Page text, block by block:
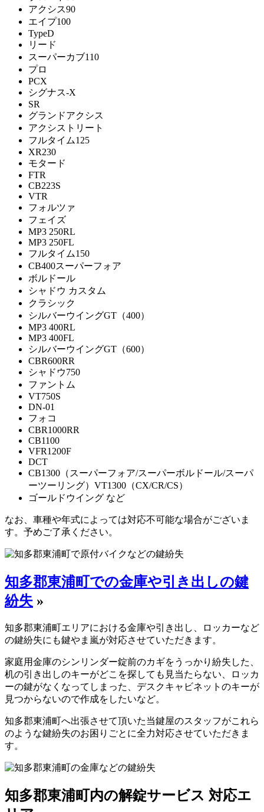
アクシス90
エイプ100
TypeD
リード
スーパーカブ110
プロ
PCX
シグナス-X
SR
グランドアクシス
アクシストリート
フルタイム125
XR230
モタード
FTR
CB223S
VTR
フォルツァ
フェイズ
MP3 250RL
MP3 250FL
フルタイム150
CB400スーパーフォア
ボルドール
シャドウ カスタム
クラシック
シルバーウイングGT（400）
MP3 400RL
MP3 400FL
シルバーウイングGT（600）
CBR600RR
シャドウ750
ファントム
VT750S
DN-01
フォコ
CBR1000RR
CB1100
VFR1200F
DCT
CB1300（スーパーフォア/スーパーボルドール/スーパ
ーツーリング）VT1300（CX/CR/CS）
ゴールドウイング など
なお、車種や年式によっては対応不可能な場合がございま
す。予めご了承ください。
知多郡東浦町での金庫や引き出しの鍵
紛失 »
知多郡東浦町エリアにおける金庫や引き出し、ロッカーなど
の鍵紛失にも鍵やま嵐が対応させていただきます。
家庭用金庫のシンリンダー錠前のカギをうっかり紛失した、
机の引き出しのキーがどこを探しても見当たらない、ロッカ
ーの鍵がなくなってしまった、デスクキャビネットのキーが
見つからないので作成をしたいなど。
知多郡東浦町へ出張させて頂いた当鍵屋のスタッフがこれら
のような鍵紛失のお困りごとに全力対応させていただきま
す。
知多郡東浦町内の解錠サービス 対応エ